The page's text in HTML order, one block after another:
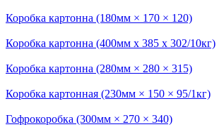
Коробка картонна (180мм × 170 × 120)
Коробка картонна (400мм х 385 х 302/10кг)
Коробка картонна (280мм × 280 × 315)
Коробка картонная (230мм × 150 × 95/1кг)
Гофрокоробка (300мм × 270 × 340)